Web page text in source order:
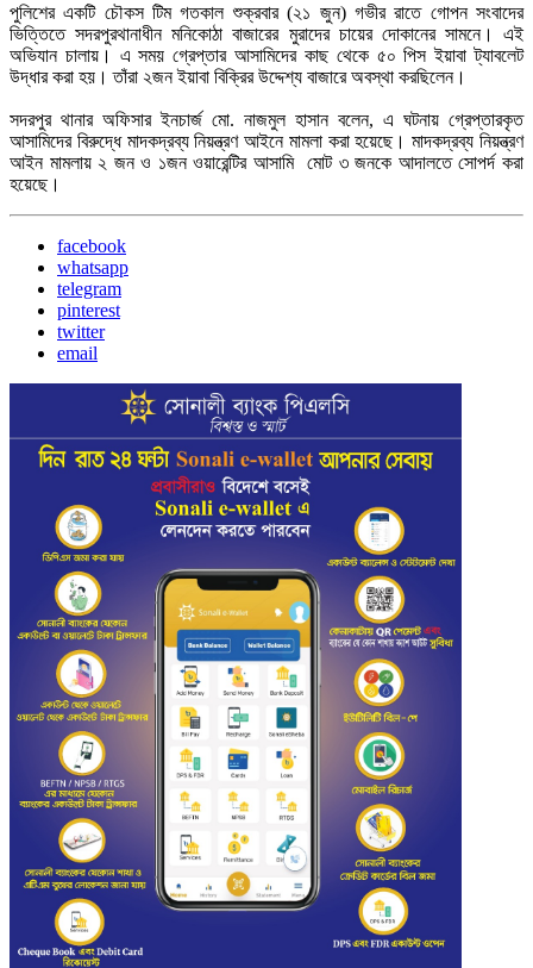
পুলিশের একটি চৌকস টিম গতকাল শুক্রবার (২১ জুন) গভীর রাতে গোপন সংবাদের
ভিত্তিতে সদরপুরথানাধীন মনিকোঠা বাজারের মুরাদের চায়ের দোকানের সামনে। এই
অভিযান চালায়। এ সময় গ্রেপ্তার আসামিদের কাছ থেকে ৫০ পিস ইয়াবা ট্যাবলেট
উদ্ধার করা হয়। তাঁরা ২জন ইয়াবা বিক্রির উদ্দেশ্য বাজারে অবস্থা করছিলেন।
সদরপুর থানার অফিসার ইনচার্জ মো. নাজমুল হাসান বলেন, এ ঘটনায় গ্রেপ্তারকৃত
আসামিদের বিরুদ্ধে মাদকদ্রব্য নিয়ন্ত্রণ আইনে মামলা করা হয়েছে। মাদকদ্রব্য নিয়ন্ত্রণ
আইন মামলায় ২ জন ও ১জন ওয়ারেন্টির আসামি মোট ৩ জনকে আদালতে সোপর্দ করা
হয়েছে।
facebook
whatsapp
telegram
pinterest
twitter
email